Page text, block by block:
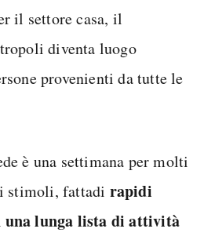
il settore casa, il
diventa luogo
provenienti da tutte le
è una settimana per molti
stimoli, fattadi rapidi
una lunga lista di attività